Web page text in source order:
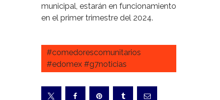
municipal, estarán en funcionamiento
en el primer trimestre del 2024.
#comedorescomunitarios
#edomex #g7noticias